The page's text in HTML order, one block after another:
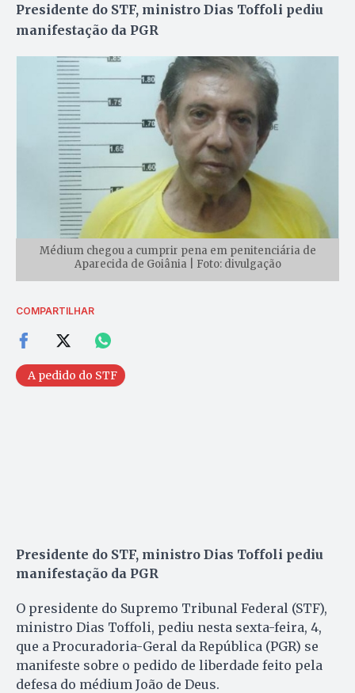
Presidente do STF, ministro Dias Toffoli pediu
manifestação da PGR
Médium chegou a cumprir pena em penitenciária de
Aparecida de Goiânia | Foto: divulgação
COMPARTILHAR
A pedido do STF
Presidente do STF, ministro Dias Toffoli pediu
manifestação da PGR
O presidente do Supremo Tribunal Federal (STF),
ministro Dias Toffoli, pediu nesta sexta-feira, 4,
que a Procuradoria-Geral da República (PGR) se
manifeste sobre o pedido de liberdade feito pela
defesa do médium João de Deus.